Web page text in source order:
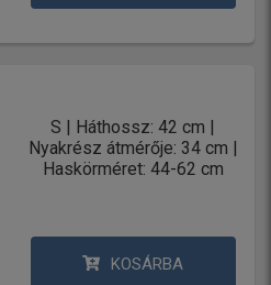
S | Háthossz: 42 cm |
Nyakrész átmérője: 34 cm |
Haskörméret: 44-62 cm
KOSÁRBA